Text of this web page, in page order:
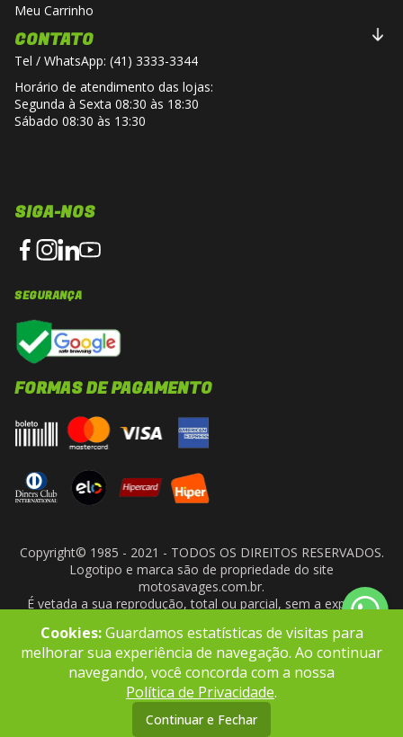
Meu Carrinho
CONTATO
Tel / WhatsApp: (41) 3333-3344
Horário de atendimento das lojas:
Segunda à Sexta 08:30 às 18:30
Sábado 08:30 às 13:30
SIGA-NOS
SEGURANÇA
FORMAS DE PAGAMENTO
Copyright© 1985 - 2021 - TODOS OS DIREITOS RESERVADOS.
Logotipo e marca são de propriedade do site
motosavages.com.br.
É vetada a sua reprodução, total ou parcial, sem a expressa
- CNPJ: 10.927.924/0001-91
Cookies:Guardamos estatísticas de visitas para
melhorar sua experiência de navegação. Ao continuar
navegando, você concorda com a nossa
Política de Privacidade.
Continuar e Fechar